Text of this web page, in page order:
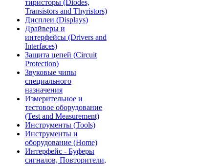
тиристоры (Diodes,
Transistors and Thyristors)
Дисплеи (Displays)
Драйверы и
интерфейсы (Drivers and
Interfaces)
Защита цепей (Circuit
Protection)
Звуковые чипы
специального
назначения
Измерительное и
тестовое оборудование
(Test and Measurement)
Инструменты (Tools)
Инструменты и
оборудование (Home)
Интерфейс - Буферы
сигналов, Повторители,